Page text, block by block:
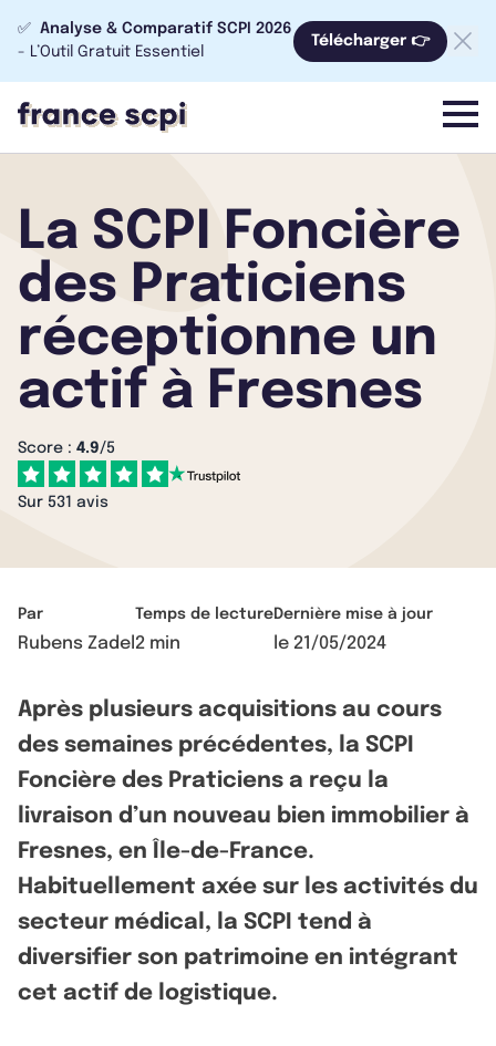
✅ Analyse & Comparatif SCPI 2026
- L’Outil Gratuit Essentiel
Télécharger 👉
menu
La SCPI Foncière
des Praticiens
réceptionne un
actif à Fresnes
Score : 4.9/5
Sur 531 avis
Par
Rubens Zadel
Temps de lecture
2 min
Dernière mise à jour
le 21/05/2024
Après plusieurs acquisitions au cours
des semaines précédentes, la SCPI
Foncière des Praticiens a reçu la
livraison d’un nouveau bien immobilier à
Fresnes, en Île-de-France.
Habituellement axée sur les activités du
secteur médical, la SCPI tend à
diversifier son patrimoine en intégrant
cet actif de logistique.